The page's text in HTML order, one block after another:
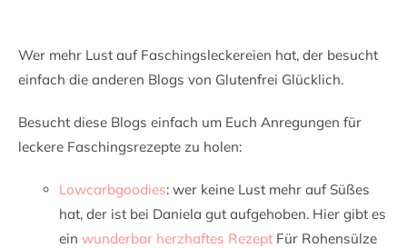
Wer mehr Lust auf Faschingsleckereien hat, der besucht
einfach die anderen Blogs von Glutenfrei Glücklich.
Besucht diese Blogs einfach um Euch Anregungen für
leckere Faschingsrezepte zu holen:
Lowcarbgoodies: wer keine Lust mehr auf Süßes
hat, der ist bei Daniela gut aufgehoben. Hier gibt es
ein wunderbar herzhaftes Rezept Für Rohensülze